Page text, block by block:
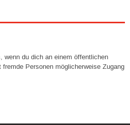
wenn du dich an einem öffentlichen
Personen möglicherweise Zugang